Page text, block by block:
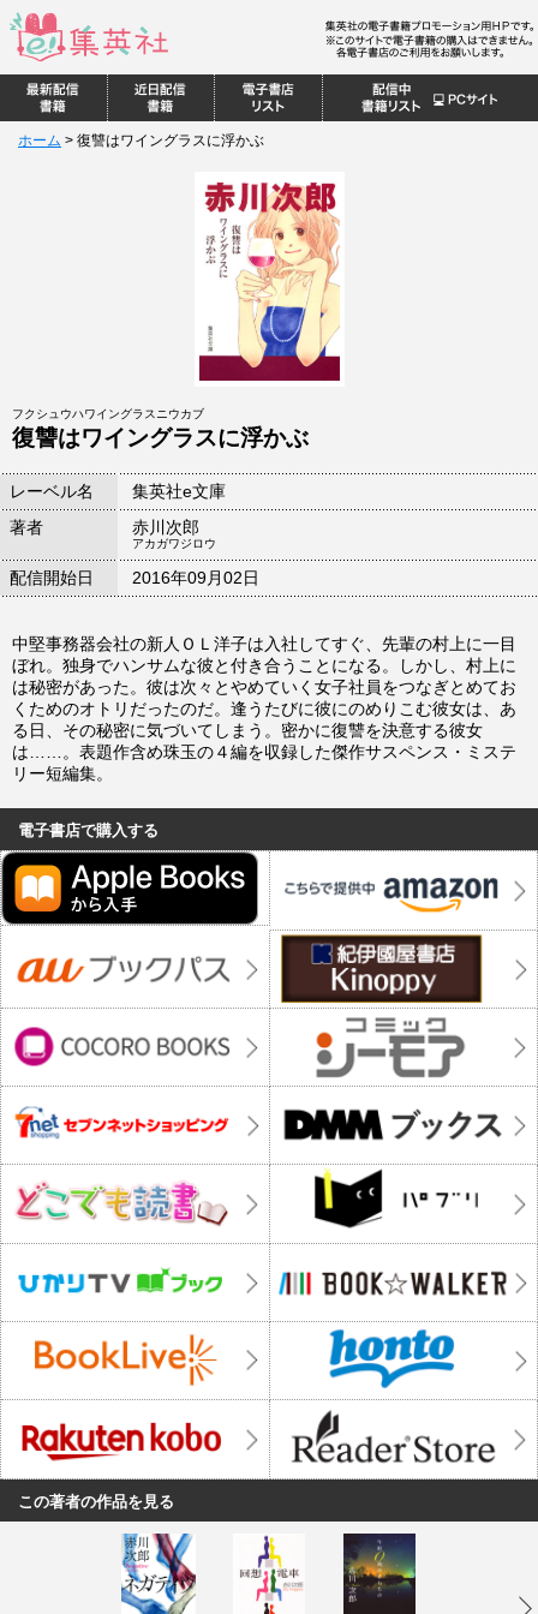
ホーム > 復讐はワイングラスに浮かぶ
フクシュウハワイングラスニウカブ
復讐はワイングラスに浮かぶ
レーベル名
集英社e文庫
著者
赤川次郎
アカガワジロウ
配信開始日 2016年09月02日
中堅事務器会社の新人ＯＬ洋子は入社してすぐ、先輩の村上に一目
ぼれ。独身でハンサムな彼と付き合うことになる。しかし、村上に
は秘密があった。彼は次々とやめていく女子社員をつなぎとめてお
くためのオトリだったのだ。逢うたびに彼にのめりこむ彼女は、あ
る日、その秘密に気づいてしまう。密かに復讐を決意する彼女
は……。表題作含め珠玉の４編を収録した傑作サスペンス・ミステ
リー短編集。
電子書店で購入する
この著者の作品を見る